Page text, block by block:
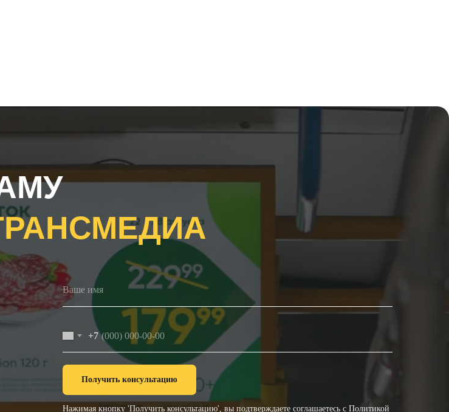
+7
Получить консультацию
Нажимая кнопку 'Получить консультацию', вы подтверждаете соглашаетесь с Политикой